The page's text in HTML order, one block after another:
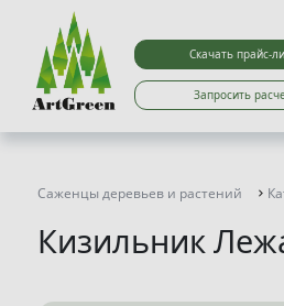
Скачать прайс-
Запросить
Саженцы деревьев и растений
Кизильник